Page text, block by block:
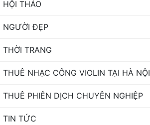
HỘI THẢO
NGƯỜI ĐẸP
THỜI TRANG
THUÊ NHẠC CÔNG VIOLIN TẠI HÀ NỘI
THUÊ PHIÊN DỊCH CHUYÊN NGHIỆP
TIN TỨC